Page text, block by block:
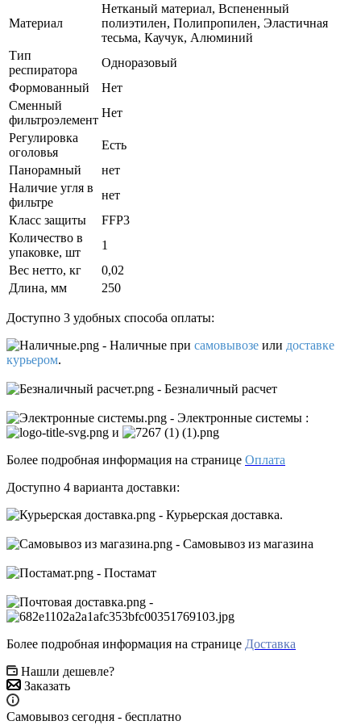
Материал
Нетканый материал, Вспененный
полиэтилен, Полипропилен, Эластичная
тесьма, Каучук, Алюминий
Тип
респиратора
Одноразовый
Формованный
Нет
Сменный
фильтроэлемент
Нет
Регулировка
оголовья
Есть
Панорамный
нет
Наличие угля в
фильтре
нет
Класс защиты
FFP3
Количество в
упаковке, шт
1
Вес нетто, кг
0,02
Длина, мм
250
Доступно 3 удобных способа оплаты:
- Наличные при самовывозе или доставке
курьером.
- Безналичный расчет
- Электронные системы :
и
Более подробная информация на странице Оплата
Доступно 4 варианта доставки:
- Курьерская доставка.
- Самовывоз из магазина
- Постамат
-
Более подробная информация на странице Доставка
Нашли дешевле?
Заказать
Самовывоз сегодня - бесплатно